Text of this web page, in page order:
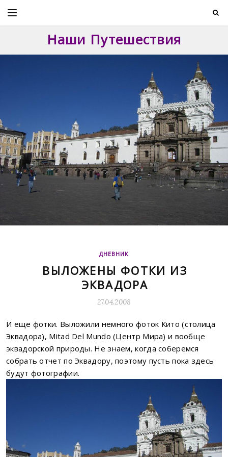
content
Наши Путешествия
ДНЕВНИК
ВЫЛОЖЕНЫ ФОТКИ ИЗ
ЭКВАДОРА
27.04.2008
И еще фотки. Выложили немного фоток Кито (столица
Эквадора), Mitad Del Mundo (Центр Мира) и вообще
эквадорской природы. Не знаем, когда соберемся
собрать отчет по Эквадору, поэтому пусть пока здесь
будут фотографии.